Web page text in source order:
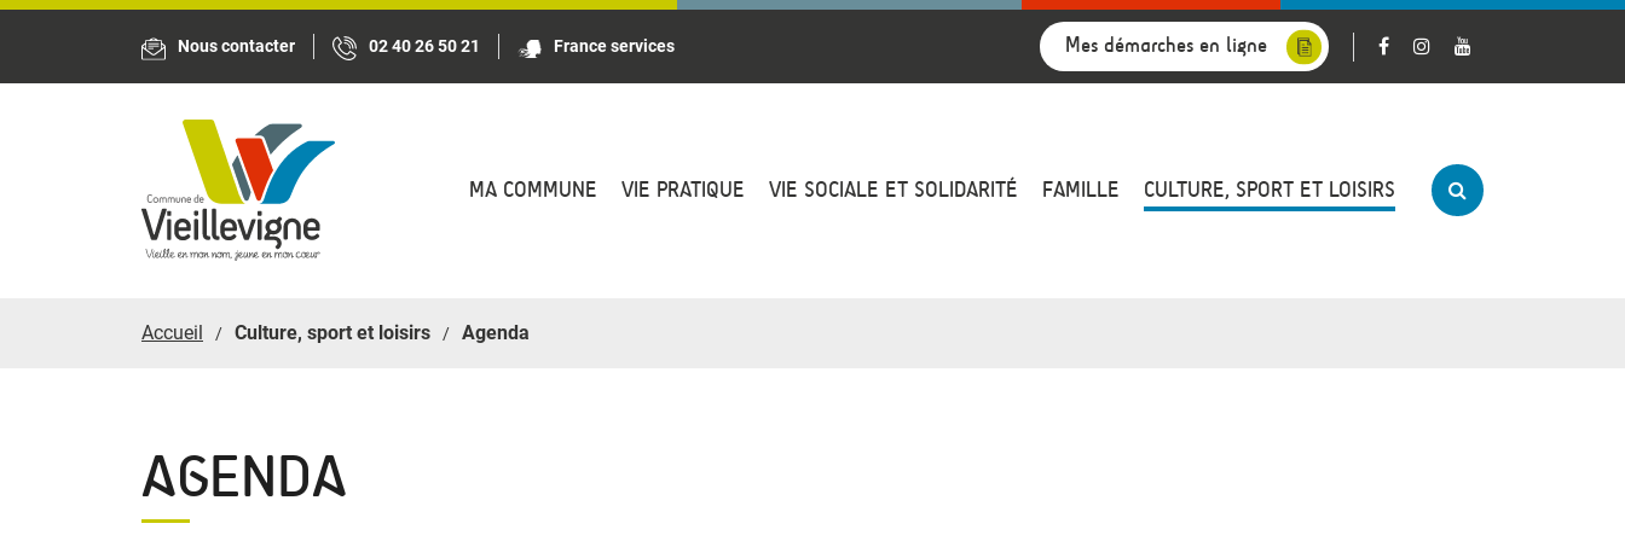
Nous contacter 02 40 26 50 21 France services Mes démarches en ligne
MA COMMUNE VIE PRATIQUE VIE SOCIALE ET SOLIDARITÉ FAMILLE CULTURE, SPORT ET LOISIRS
Accueil Culture, sport et loisirs Agenda
AGENDA
Panneau de gestion des cookies